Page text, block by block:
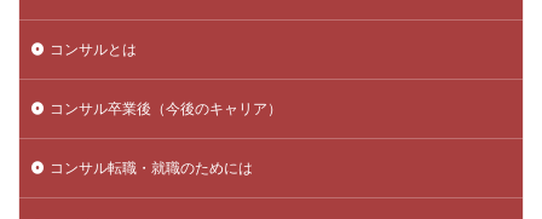
コンサルとは
コンサル卒業後（今後のキャリア）
コンサル転職・就職のためには